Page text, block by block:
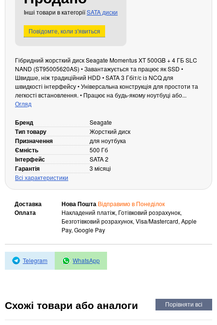
Кабелі та роз'єми
Аксесуари
Павербанки
Кабелі, роз'єми, перехідники
Аксесуари для ноутбуків
Акумулятори
Периферійні пристрої
Монітори
Клавіатури, миші, комплекти
Відеоспостереження
IP-камери
Автономне живлення
Автоматичні вимикачі
Акумулятори для ДБЖ
Інші товари в категоріїSATA диски
Повідомте, коли з'явиться
Гібридний жорсткий диск Seagate Momentus XT 500GB + 4 ГБ SLC
NAND (ST95005620AS) • Завантажується та працює як SSD •
Швидше, ніж традиційний HDD • SATA 3 Гбіт/с із NCQ для
швидкості інтерфейсу • Універсальна конструкція для простоти та
легкості встановлення. • Працює на будь-якому ноутбуці або...
Огляд
Бренд Seagate
Тип товару Жорсткий диск
Призначення для ноутбука
Ємність 500 Гб
Інтерфейс SATA 2
Гарантія
3 місяці
Всі характеристики
Доставка Нова Пошта Відправимо в Понеділок
Оплата
Накладений платіж, Готівковий розрахунок,
Безготівковий розрахунок, Visa/Mastercard, Apple
Pay, Google Pay
Telegram WhatsApp
Схожі товари або аналоги